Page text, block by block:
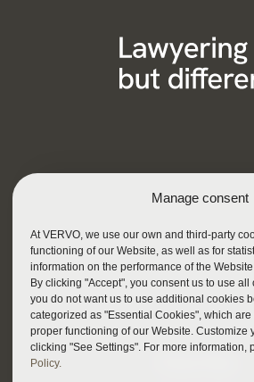
Manage consent
At VERVO, we use our own and third-party
functioning of our Website, as well as for
information on the performance of the
By clicking "Accept", you consent us to use
you do not want us to use additional cookies
categorized as "Essential Cookies", which are
proper functioning of our Website. Customize
clicking "See Settings". For more information,
Policy.